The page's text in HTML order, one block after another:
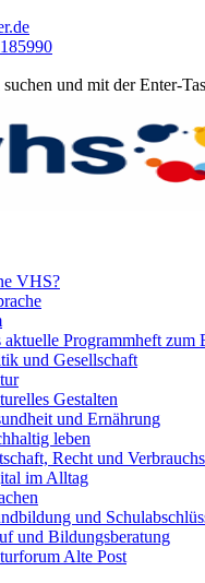
und mit der Enter-
VHS?
aktuelle Programmheft zum
und Gesellschaft
Gestalten
und Ernährung
leben
Recht und
im Alltag
und
und Bildungsberatung
Alte Post